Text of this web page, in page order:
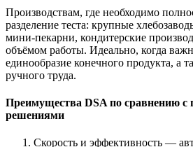
Производствам, где необходимо
разделение теста: крупные
мини-пекарни, кондитерские
объёмом работы. Идеально, когда
единообразие конечного продукта, а
ручного труда.
Преимущества DSA по сравнению с
решениями
Скорость и эффективность —